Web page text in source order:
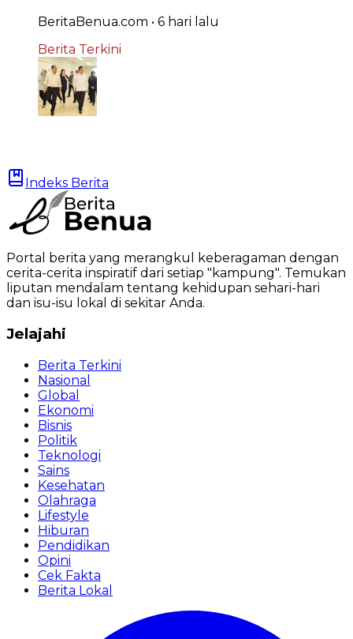
BeritaBenua.com • 6 hari lalu
Berita Terkini
Indeks Berita
Portal berita yang merangkul keberagaman dengan
cerita-cerita inspiratif dari setiap "kampung". Temukan
liputan mendalam tentang kehidupan sehari-hari
dan isu-isu lokal di sekitar Anda.
Jelajahi
Berita Terkini
Nasional
Global
Ekonomi
Bisnis
Politik
Teknologi
Sains
Kesehatan
Olahraga
Lifestyle
Hiburan
Pendidikan
Opini
Cek Fakta
Berita Lokal